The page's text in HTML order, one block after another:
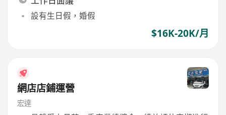
設有生日假，婚假
$16K-20K/月
網店店鋪運營
宏達